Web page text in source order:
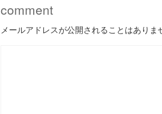
comment
メールアドレスが公開されることはありま